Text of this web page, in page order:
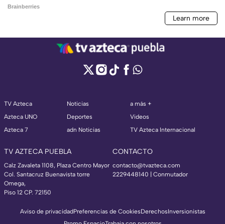
TV Azteca
Azteca UNO
Azteca 7
Noticias
Deportes
adn Noticias
a más +
Videos
TV Azteca Internacional
TV AZTECA PUEBLA
Calz Zavaleta 1108, Plaza Centro Mayor
Col. Santacruz Buenavista torre
Omega,
Piso 12 CP. 72150
CONTACTO
contacto@tvazteca.com
2229448140 | Conmutador
Aviso de privacidadPreferencias de CookiesDerechosInversionistas